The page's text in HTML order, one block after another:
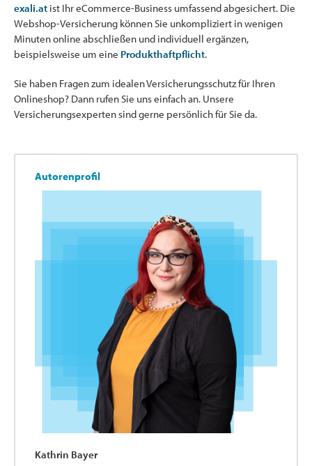
exali.at ist Ihr eCommerce-Business umfassend abgesichert. Die
Webshop-Versicherung können Sie unkompliziert in wenigen
Minuten online abschließen und individuell ergänzen,
beispielsweise um eine Produkthaftpflicht.
Sie haben Fragen zum idealen Versicherungsschutz für Ihren
Onlineshop? Dann rufen Sie uns einfach an. Unsere
Versicherungsexperten sind gerne persönlich für Sie da.
Autorenprofil
Kathrin Bayer